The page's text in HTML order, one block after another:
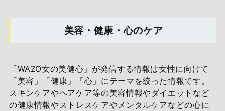
美容・健康・心のケア
「WAZO女の美健心」が発信する情報は女性に向けて
「美容」「健康」「心」にテーマを絞った情報です。
スキンケアやヘアケア等の美容情報やダイエットなど
の健康情報やストレスケアやメンタルケアなどの心に